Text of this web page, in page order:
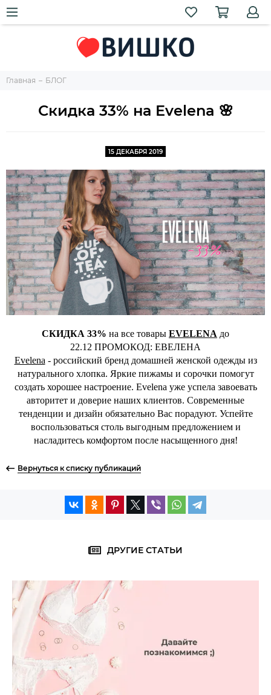
Главная БЛОГ
Скидка 33% на Evelena 🌸
15 ДЕКАБРЯ 2019
СКИДКА 33% на все товары EVELENA до
22.12 ПРОМОКОД: ЕВЕЛЕНА
Evelena - российский бренд домашней женской одежды из
натурального хлопка. Яркие пижамы и сорочки помогут
создать хорошее настроение. Evelena уже успела завоевать
авторитет и доверие наших клиентов. Современные
тенденции и дизайн обязательно Вас порадуют. Успейте
воспользоваться столь выгодным предложением и
насладитесь комфортом после насыщенного дня!
Вернуться к списку публикаций
ДРУГИЕ СТАТЬИ